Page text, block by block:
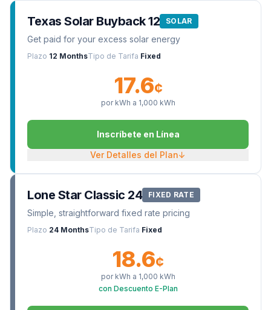
Texas Solar Buyback 12 SOLAR
Get paid for your excess solar energy
Plazo 12 MonthsTipo de Tarifa Fixed
17.6¢
por kWh a 1,000 kWh
Inscríbete en Línea
Ver Detalles del Plan↓
Lone Star Classic 24 FIXED RATE
Simple, straightforward fixed rate pricing
Plazo 24 MonthsTipo de Tarifa Fixed
18.6¢
por kWh a 1,000 kWh
con Descuento E-Plan